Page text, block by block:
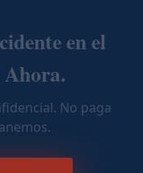
en el
No paga